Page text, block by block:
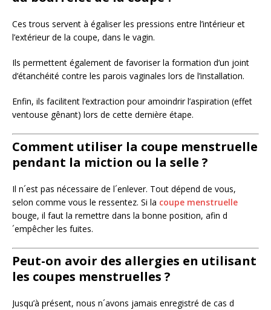
Ces trous servent à égaliser les pressions entre l’intérieur et
l’extérieur de la coupe, dans le vagin.
Ils permettent également de favoriser la formation d’un joint
d’étanchéité contre les parois vaginales lors de l’installation.
Enfin, ils facilitent l’extraction pour amoindrir l’aspiration (effet
ventouse gênant) lors de cette dernière étape.
Comment utiliser la coupe menstruelle
pendant la miction ou la selle ?
Il n´est pas nécessaire de l´enlever. Tout dépend de vous,
selon comme vous le ressentez. Si la coupe menstruelle
bouge, il faut la remettre dans la bonne position, afin d
´empêcher les fuites.
Peut-on avoir des allergies en utilisant
les coupes menstruelles ?
Jusqu’à présent, nous n´avons jamais enregistré de cas d